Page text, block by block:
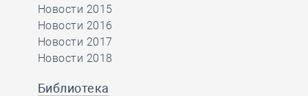
Новости 2015
Новости 2016
Новости 2017
Новости 2018
Библиотека